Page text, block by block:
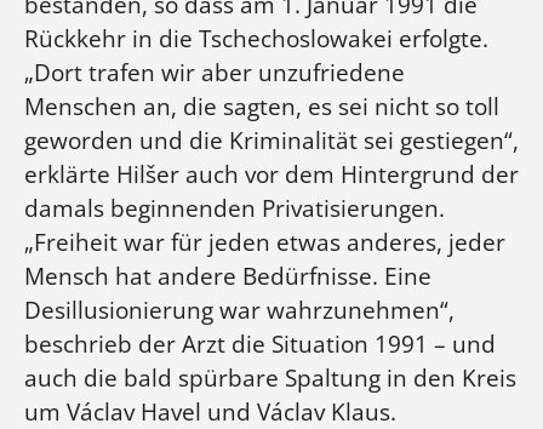
Rückkehr in die Tschechoslowakei erfolgte.
„Dort trafen wir aber unzufriedene
Menschen an, die sagten, es sei nicht so toll
geworden und die Kriminalität sei gestiegen“,
erklärte Hilšer auch vor dem Hintergrund der
damals beginnenden Privatisierungen.
„Freiheit war für jeden etwas anderes, jeder
Mensch hat andere Bedürfnisse. Eine
Desillusionierung war wahrzunehmen“,
beschrieb der Arzt die Situation 1991 – und
auch die bald spürbare Spaltung in den Kreis
um Václav Havel und Václav Klaus.